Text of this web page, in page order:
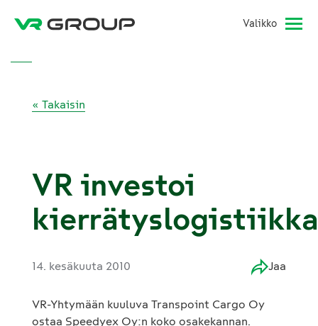
Valikko
« Takaisin
VR investoi
14. kesäkuuta 2010 Jaa
VR-Yhtymään kuuluva Transpoint Cargo Oy
ostaa Speedyex Oy:n koko osakekannan.